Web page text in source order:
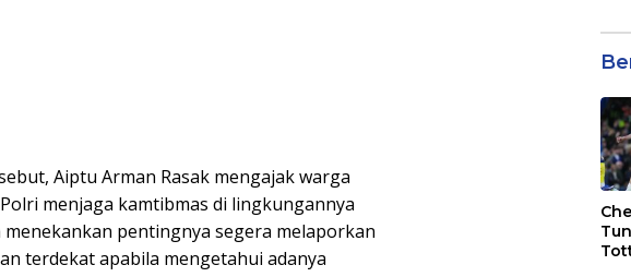
Aiptu Arman Rasak mengajak warga
menjaga kamtibmas di lingkungannya
menekankan pentingnya segera melaporkan
terdekat apabila mengetahui adanya